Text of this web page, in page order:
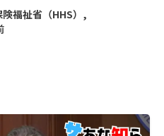
福祉省（HHS） ,